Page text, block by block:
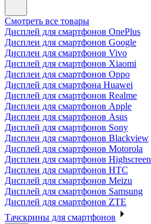
Смотреть все товары
Дисплей для смартфонов OnePlus
Дисплеи для смартфонов Google
Дисплеи для смартфонов Vivo
Дисплей для смартфонов Xiaomi
Дисплеи для смартфонов Oppo
Дисплей для смартфона Huawei
Дисплей для смартфонов Realme
Дисплеи для смартфонов Apple
Дисплеи для смартфонов Asus
Дисплей для смартфонов Sony
Дисплеи для смартфонов Blackview
Дисплей для смартфонов Motorola
Дисплеи для смартфонов Highscreen
Дисплеи для смартфонов HTC
Дисплей для смартфонов Meizu
Дисплей для смартфонов Samsung
Дисплей для смартфонов ZTE
Тачскрины для смартфонов